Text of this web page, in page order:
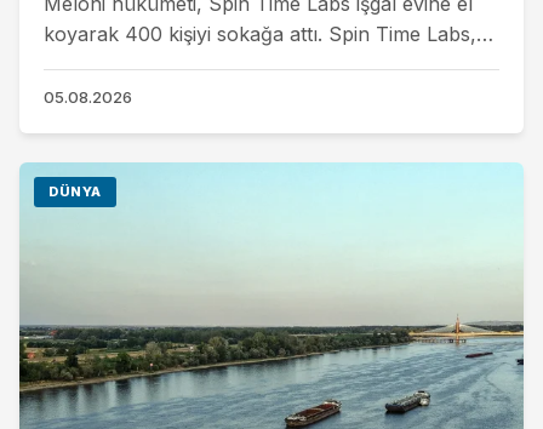
koyarak 400 kişiyi sokağa attı. Spin Time Labs,
10 yıldan uzun süredir yoksullar ve göçmenlere...
05.08.2026
DÜNYA